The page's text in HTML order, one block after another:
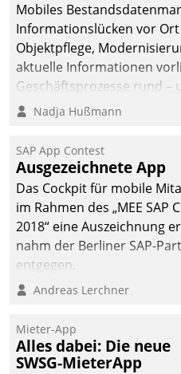
Mobiles
Informationslücken vor
Objektpflege,
aktuelle Informationen
Geschäftsprozesse rund –
Nadja Hußmann
SAP App Contest
Ausgezeichnete App
Das Cockpit für mobile
im Rahmen des „MEE
2018“ eine Auszeichnung
nahm der Berliner SAP-
entgegen.
Andreas Lerchner
Mieter-App
Alles dabei: Die neue
SWSG-MieterApp